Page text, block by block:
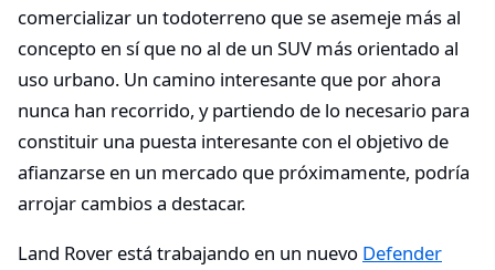
comercializar un todoterreno que se asemeje más al
concepto en sí que no al de un SUV más orientado al
uso urbano. Un camino interesante que por ahora
nunca han recorrido, y partiendo de lo necesario para
constituir una puesta interesante con el objetivo de
afianzarse en un mercado que próximamente, podría
arrojar cambios a destacar.
Land Rover está trabajando en un nuevo Defender